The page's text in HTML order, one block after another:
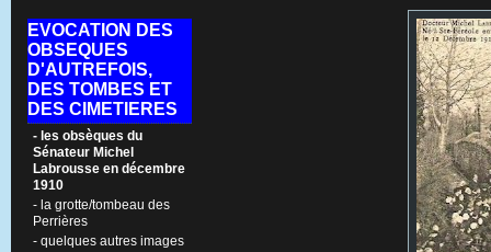
EVOCATION DES
OBSEQUES
D'AUTREFOIS,
DES TOMBES ET
DES CIMETIERES
- les obsèques du
Sénateur Michel
Labrousse en décembre
1910
- la grotte/tombeau des
Perrières
- quelques autres images